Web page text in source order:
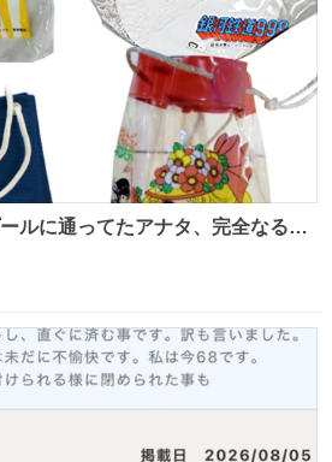
ルに通ってたアナタ、完全なる同
年代 #昭和レトロ